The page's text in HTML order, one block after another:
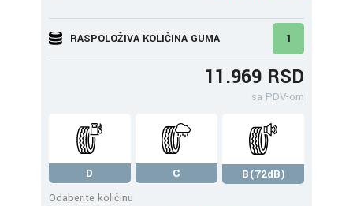
RASPOLOŽIVA KOLIČINA GUMA 1
11.969 RSD
sa PDV-om
D C
B(72dB)
Odaberite količinu